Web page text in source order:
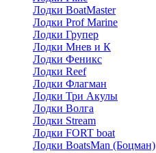
Лодки BoatMaster
Лодки Prof Marine
Лодки Групер
Лодки Мнев и К
Лодки Феникс
Лодки Reef
Лодки Флагман
Лодки Три Акулы
Лодки Волга
Лодки Stream
Лодки FORT boat
Лодки BoatsMan (Боцман)